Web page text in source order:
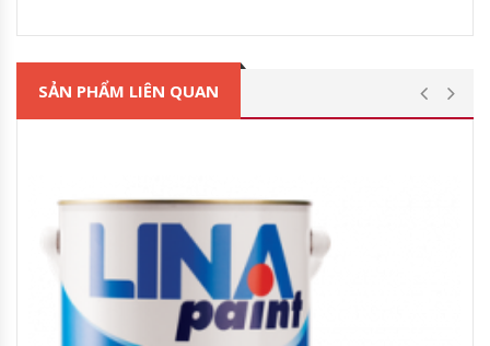
SẢN PHẨM LIÊN QUAN